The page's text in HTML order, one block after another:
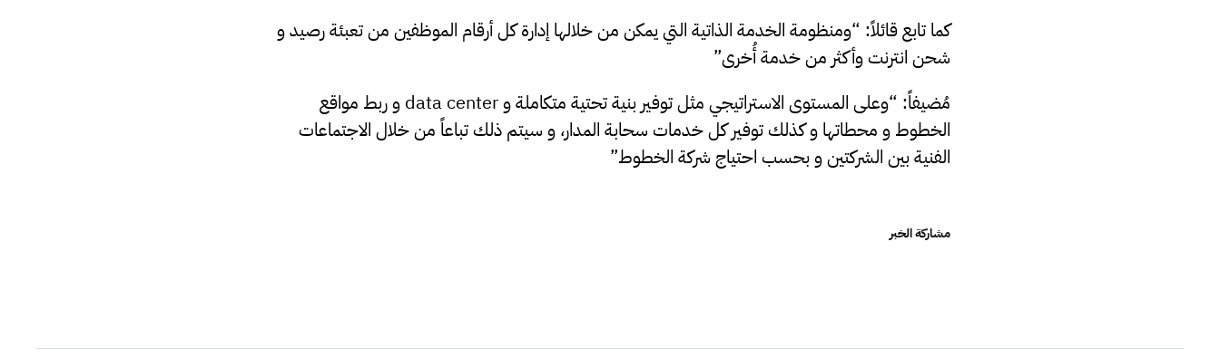
كما تابع قائلاً: “ومنظومة الخدمة الذاتية التي يمكن من خلالها إدارة كل أرقام الموظفين من تعبئة رصيد و
شحن انترنت وأكثر من خدمة أُخرى”
مُضيفاً: “وعلى المستوى الاستراتيجي مثل توفير بنية تحتية متكاملة و data center و ربط مواقع
الخطوط و محطاتها و كذلك توفير كل خدمات سحابة المدار، و سيتم ذلك تباعاً من خلال الاجتماعات
الفنية بين الشركتين و بحسب احتياج شركة الخطوط”
مشاركة الخبر